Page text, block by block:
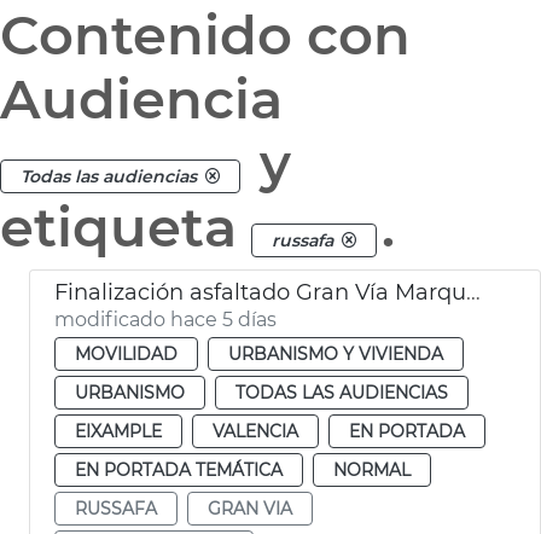
Contenido con
Audiencia
Todas las audiencias
y
etiqueta
russafa .
Finalización asfaltado Gran Vía Marqués del Túria València
modificado hace 5 días
MOVILIDAD
URBANISMO Y VIVIENDA
URBANISMO
TODAS LAS AUDIENCIAS
EIXAMPLE
VALENCIA
EN PORTADA
EN PORTADA TEMÁTICA
NORMAL
RUSSAFA
GRAN VIA